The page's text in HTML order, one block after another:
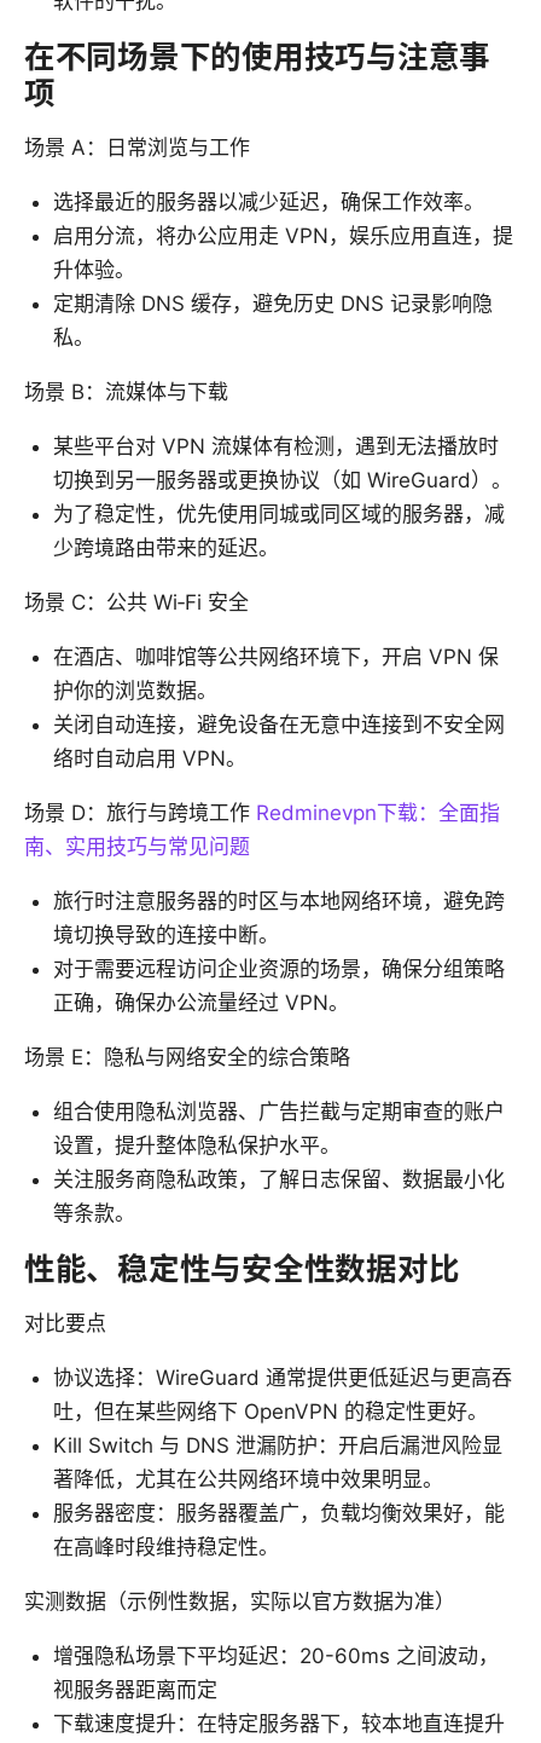
在不同场景下的使用技巧与注意事
项
场景 A：日常浏览与工作
选择最近的服务器以减少延迟，确保工作效率。
启用分流，将办公应用走 VPN，娱乐应用直连，提
升体验。
定期清除 DNS 缓存，避免历史 DNS 记录影响隐
私。
场景 B：流媒体与下载
某些平台对 VPN 流媒体有检测，遇到无法播放时
切换到另一服务器或更换协议（如 WireGuard）。
为了稳定性，优先使用同城或同区域的服务器，减
少跨境路由带来的延迟。
场景 C：公共 Wi‑Fi 安全
在酒店、咖啡馆等公共网络环境下，开启 VPN 保
护你的浏览数据。
关闭自动连接，避免设备在无意中连接到不安全网
络时自动启用 VPN。
场景 D：旅行与跨境工作 Redminevpn下载：全面指
南、实用技巧与常见问题
旅行时注意服务器的时区与本地网络环境，避免跨
境切换导致的连接中断。
对于需要远程访问企业资源的场景，确保分组策略
正确，确保办公流量经过 VPN。
场景 E：隐私与网络安全的综合策略
组合使用隐私浏览器、广告拦截与定期审查的账户
设置，提升整体隐私保护水平。
关注服务商隐私政策，了解日志保留、数据最小化
等条款。
性能、稳定性与安全性数据对比
对比要点
协议选择：WireGuard 通常提供更低延迟与更高吞
吐，但在某些网络下 OpenVPN 的稳定性更好。
Kill Switch 与 DNS 泄漏防护：开启后漏泄风险显
著降低，尤其在公共网络环境中效果明显。
服务器密度：服务器覆盖广，负载均衡效果好，能
在高峰时段维持稳定性。
实测数据（示例性数据，实际以官方数据为准）
增强隐私场景下平均延迟：20-60ms 之间波动，
视服务器距离而定
下载速度提升：在特定服务器下，较本地直连提升